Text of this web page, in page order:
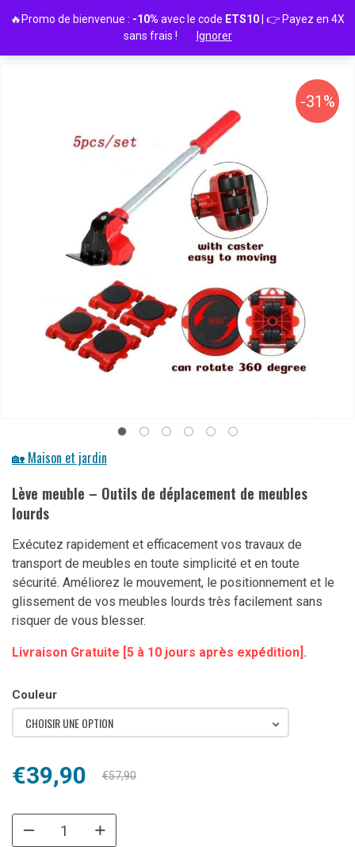
-31%
🏡 Maison et jardin
Lève meuble – Outils de déplacement de meubles
lourds
Exécutez rapidement et efficacement vos travaux de
transport de meubles en toute simplicité et en toute
sécurité. Améliorez le mouvement, le positionnement et le
glissement de vos meubles lourds très facilement sans
risquer de vous blesser.
Livraison Gratuite [5 à 10 jours après expédition].
Couleur
CHOISIR UNE OPTION
€57,90
Le
initial
€39,90
Le
actuel
🔥Promo de bienvenue : -10% avec le code ETS10 | 👉 Payez en 4X
sans frais !
Ignorer